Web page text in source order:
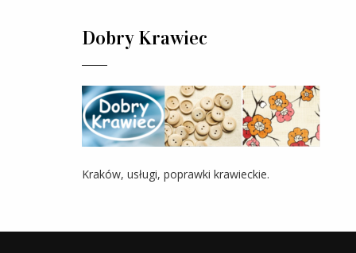
Dobry Krawiec
Kraków, usługi, poprawki krawieckie.